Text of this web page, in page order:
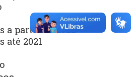
a partir de 2022
até 2021